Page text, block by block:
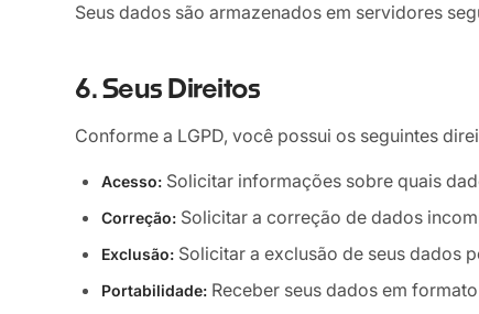
Seus dados são armazenados em servidores
6. Seus Direitos
Conforme a LGPD, você possui os seguintes
Acesso: Solicitar informações sobre quais
Correção: Solicitar a correção de dados
Exclusão: Solicitar a exclusão de seus dados
Portabilidade: Receber seus dados em